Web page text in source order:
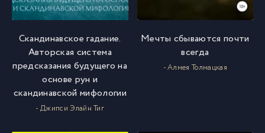
Скандинавское гадание.
Авторская система
предсказания будущего на
основе рун и
скандинавской мифологии
- Джипси Элайн Тиг
Мечты сбываются почти
всегда
- Алмея Толмацкая